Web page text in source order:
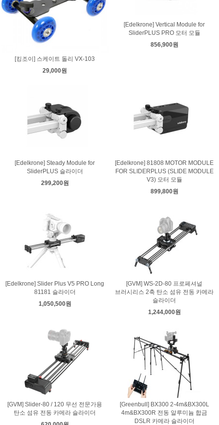
[킹조이] 스케이트 돌리 VX-103
29,000원
[Edelkrone] Vertical Module for
SliderPLUS PRO 모터 모듈
856,900원
[Edelkrone] Steady Module for
SliderPLUS 슬라이더
299,200원
[Edelkrone] 81808 MOTOR MODULE
FOR SLIDERPLUS (SLIDE MODULE
V3) 모터 모듈
899,800원
[Edelkrone] Slider Plus V5 PRO Long
81181 슬라이더
1,050,500원
[GVM] WS-2D-80 프로페셔널
브러시리스 2축 탄소 섬유 전동 카메라
슬라이더
1,244,000원
[GVM] Slider-80 / 120 무선 전문가용
탄소 섬유 전동 카메라 슬라이더
[Greenbull] BX300 2-4m&BX300L
4m&BX300R 전동 알루미늄 합금
DSLR 카메라 슬라이더